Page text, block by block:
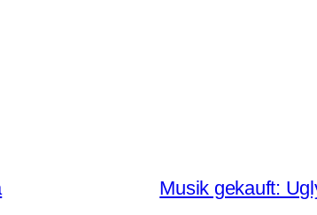
Musik gekauft: